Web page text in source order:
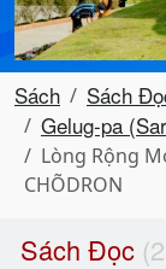
Sách
Sách
Gelug-pa
Lòng Rộng
CHÕDRON
Sách Đọc